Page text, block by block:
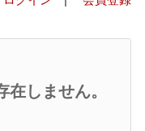
しません。